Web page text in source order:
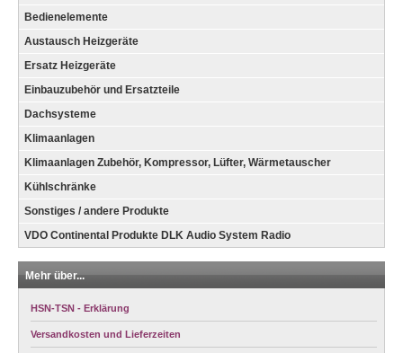
Bedienelemente
Austausch Heizgeräte
Ersatz Heizgeräte
Einbauzubehör und Ersatzteile
Dachsysteme
Klimaanlagen
Klimaanlagen Zubehör, Kompressor, Lüfter, Wärmetauscher
Kühlschränke
Sonstiges / andere Produkte
VDO Continental Produkte DLK Audio System Radio
Mehr über...
HSN-TSN - Erklärung
Versandkosten und Lieferzeiten